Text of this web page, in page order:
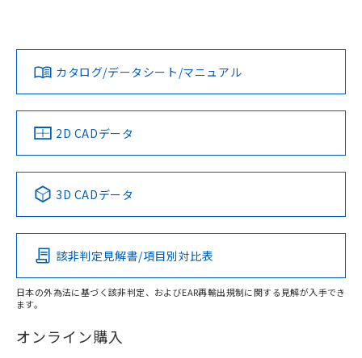
ダウンロードデータをご利用いただく前に、以下を必ずお読
みください。
ソフトウェアの使用条件
対応済み
中国 RoHS 注意事項・凡例
Pb Hg Cd Cr(VI)
O
在庫等で未対応品が混在する可能性があります。
カタログ/データシート/マニュアル
2D CADデータ
3D CADデータ
該非判定見解書/項目別対比表
日本の外為法に基づく該非判定、およびEAR再輸出規制に関する見解が入手でき
ます。
オンライン購入